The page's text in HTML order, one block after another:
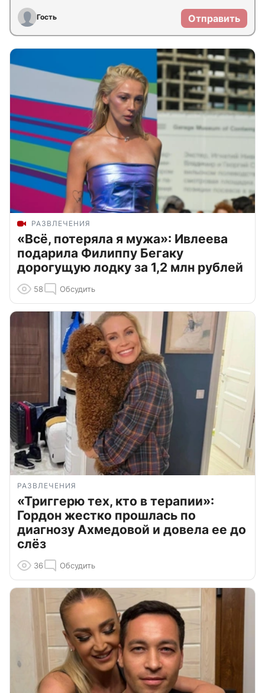
Гость Отправить
РАЗВЛЕЧЕНИЯ
«Всё, потеряла я мужа»: Ивлеева
подарила Филиппу Бегаку
дорогущую лодку за 1,2 млн рублей
58 Обсудить
РАЗВЛЕЧЕНИЯ
«Триггерю тех, кто в терапии»:
Гордон жестко прошлась по
диагнозу Ахмедовой и довела ее до
слёз
36 Обсудить